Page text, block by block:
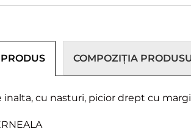
COMPOZIȚIA
inalta, cu nasturi, picior drept cu